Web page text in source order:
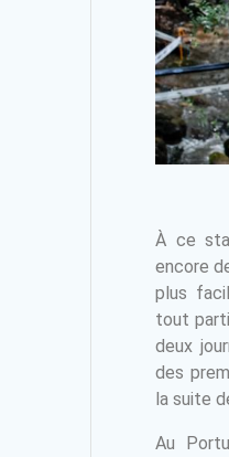
À ce
encore
plus
tout
deux
des
la suite
Au